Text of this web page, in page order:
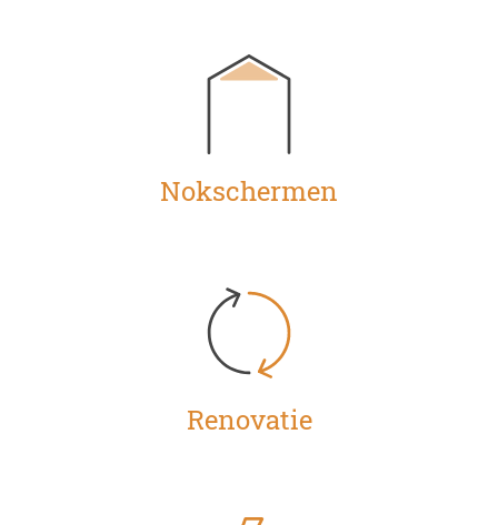
Nokschermen
Renovatie